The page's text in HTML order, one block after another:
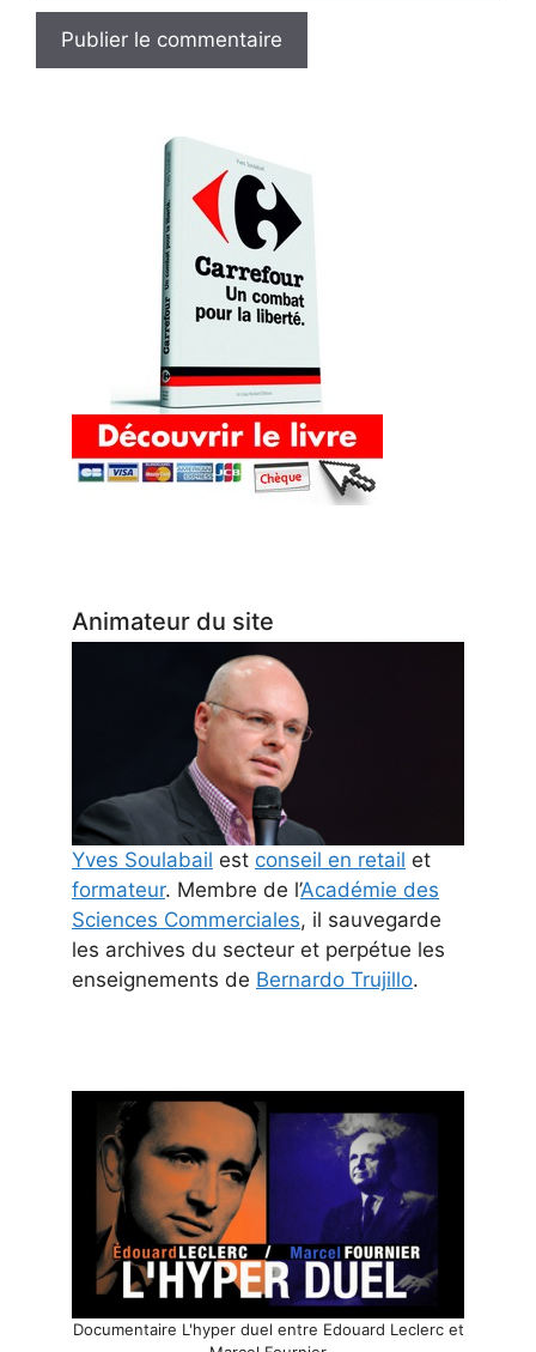
Animateur du site
Yves Soulabail est conseil en retail et
formateur. Membre de l’Académie des
Sciences Commerciales, il sauvegarde
les archives du secteur et perpétue les
enseignements de Bernardo Trujillo.
Documentaire L'hyper duel entre Edouard Leclerc et